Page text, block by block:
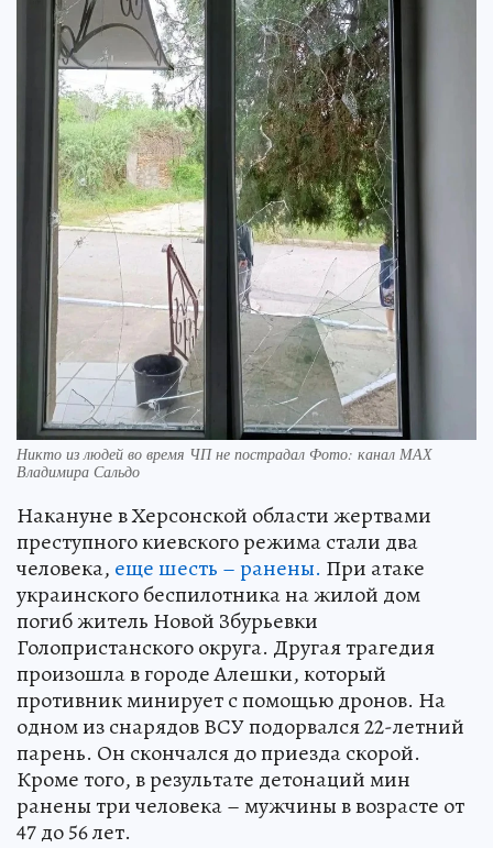
Никто из людей во время ЧП не пострадал Фото: канал МАХ
Владимира Сальдо
Накануне в Херсонской области жертвами
преступного киевского режима стали два
человека, еще шесть – ранены. При атаке
украинского беспилотника на жилой дом
погиб житель Новой Збурьевки
Голопристанского округа. Другая трагедия
произошла в городе Алешки, который
противник минирует с помощью дронов. На
одном из снарядов ВСУ подорвался 22-летний
парень. Он скончался до приезда скорой.
Кроме того, в результате детонаций мин
ранены три человека – мужчины в возрасте от
47 до 56 лет.